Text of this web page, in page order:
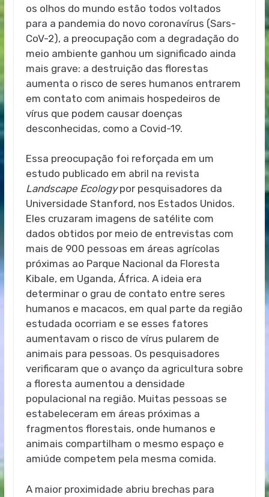
os olhos do mundo estão todos voltados
para a pandemia do novo coronavírus (Sars-
CoV-2), a preocupação com a degradação do
meio ambiente ganhou um significado ainda
mais grave: a destruição das florestas
aumenta o risco de seres humanos entrarem
em contato com animais hospedeiros de
vírus que podem causar doenças
desconhecidas, como a Covid-19.
Essa preocupação foi reforçada em um
estudo publicado em abril na revista
Landscape Ecologypor pesquisadores da
Universidade Stanford, nos Estados Unidos.
Eles cruzaram imagens de satélite com
dados obtidos por meio de entrevistas com
mais de 900 pessoas em áreas agrícolas
próximas ao Parque Nacional da Floresta
Kibale, em Uganda, África. A ideia era
determinar o grau de contato entre seres
humanos e macacos, em qual parte da região
estudada ocorriam e se esses fatores
aumentavam o risco de vírus pularem de
animais para pessoas. Os pesquisadores
verificaram que o avanço da agricultura sobre
a floresta aumentou a densidade
populacional na região. Muitas pessoas se
estabeleceram em áreas próximas a
fragmentos florestais, onde humanos e
animais compartilham o mesmo espaço e
amiúde competem pela mesma comida.
A maior proximidade abriu brechas para